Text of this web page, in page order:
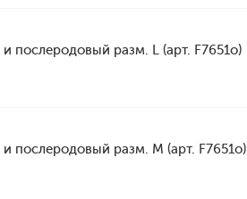
послеродовый разм. L (арт. F7651о)
послеродовый разм. M (арт. F7651о)